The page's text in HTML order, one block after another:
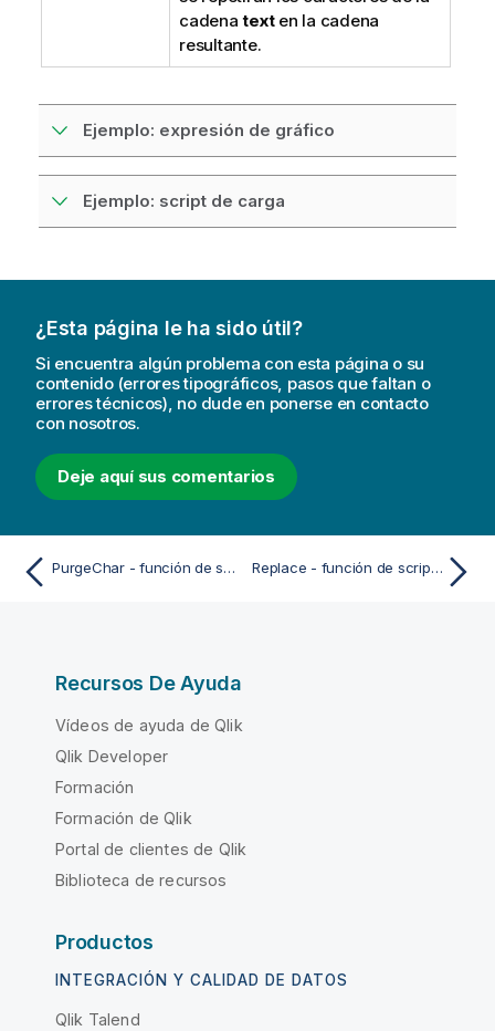
cadenatexten la cadena
resultante.
Ejemplo: expresión de gráfico
Ejemplo: script de carga
¿Esta página le ha sido útil?
Si encuentra algún problema con esta página o su
contenido (errores tipográficos, pasos que faltan o
errores técnicos), no dude en ponerse en contacto
con nosotros.
Deje aquí sus comentarios
PurgeChar - función de script y de gráfico Replace - función de script y de gráfico
Recursos De Ayuda
Vídeos de ayuda de Qlik
Qlik Developer
Formación
Formación de Qlik
Portal de clientes de Qlik
Biblioteca de recursos
Productos
INTEGRACIÓN Y CALIDAD DE DATOS
Qlik Talend